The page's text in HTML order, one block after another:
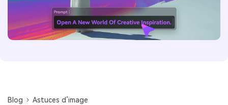
Blog
Astuces d’image